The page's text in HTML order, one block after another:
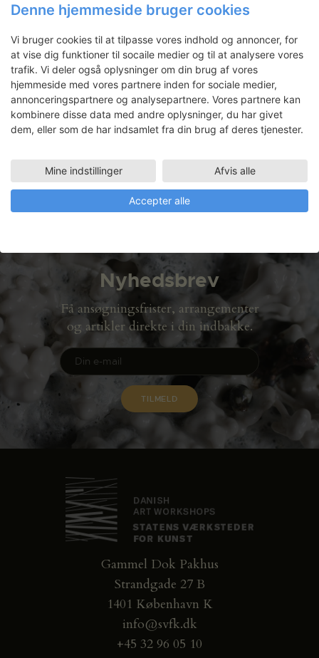
Lars Tingskov Mikkelsen:
Møbler til Deep Forest Art Land
Lars Lundquist
MINIATELIER M1 (70 M2)
02.03.2009 - 15.05.2009
Nyhedsbrev
Få ansøgningsfrister, arrangementer
og artikler direkte i din indbakke.
Gammel Dok Pakhus
Strandgade 27 B
1401 København K
info@svfk.dk
+45 32 96 05 10
Denne hjemmeside bruger cookies
Vi bruger cookies til at tilpasse vores indhold og annoncer, for
at vise dig funktioner til socaile medier og til at analysere vores
trafik. Vi deler også oplysninger om din brug af vores
hjemmeside med vores partnere inden for sociale medier,
annonceringspartnere og analysepartnere. Vores partnere kan
kombinere disse data med andre oplysninger, du har givet
dem, eller som de har indsamlet fra din brug af deres tjenester.
Mine indstillinger Afvis alle
Accepter alle